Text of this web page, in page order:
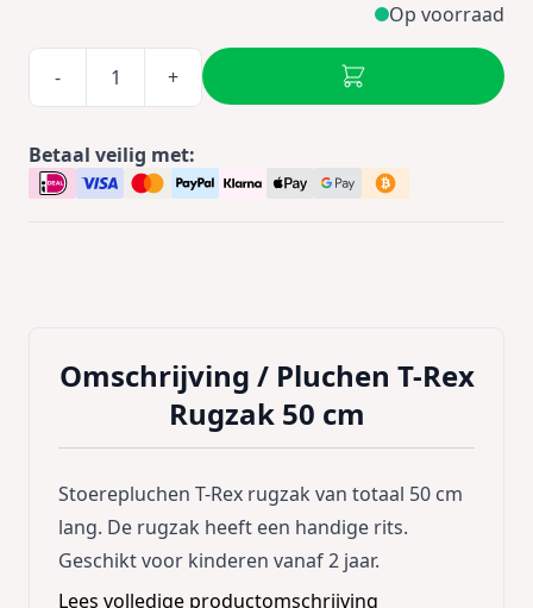
Op voorraad
- +
Betaal veilig met:
Omschrijving / Pluchen T-Rex
Rugzak 50 cm
Stoerepluchen T-Rex rugzak van totaal 50 cm
lang. De rugzak heeft een handige rits.
Geschikt voor kinderen vanaf 2 jaar.
Lees volledige productomschrijving